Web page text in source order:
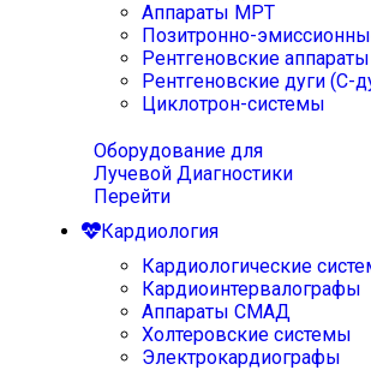
Аппараты МРТ
Позитронно-
Рентгеновские аппараты
Рентгеновские дуги (С-
Циклотрон-системы
Оборудование для
Лучевой Диагностики
Перейти
Кардиология
Кардиологические
Кардиоинтервалографы
Аппараты СМАД
Холтеровские системы
Электрокардиографы